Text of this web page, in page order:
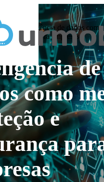
Inteligência de dados
segurança para empresas
de
como
e